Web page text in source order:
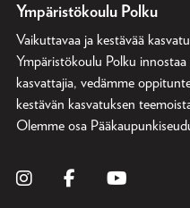
Ympäristökoulu Polku
Vaikuttavaa ja kestävää
Ympäristökoulu Polku
kasvattajia, vedämme
kestävän kasvatuksen
Olemme osa